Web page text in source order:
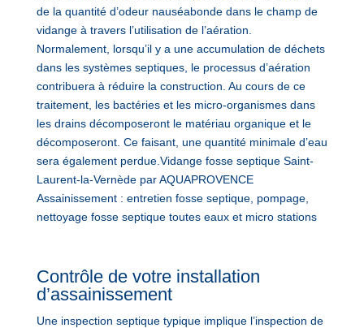
de la quantité d’odeur nauséabonde dans le champ de
vidange à travers l’utilisation de l’aération.
Normalement, lorsqu’il y a une accumulation de déchets
dans les systèmes septiques, le processus d’aération
contribuera à réduire la construction. Au cours de ce
traitement, les bactéries et les micro-organismes dans
les drains décomposeront le matériau organique et le
décomposeront. Ce faisant, une quantité minimale d’eau
sera également perdue.Vidange fosse septique Saint-
Laurent-la-Vernède par AQUAPROVENCE
Assainissement : entretien fosse septique, pompage,
nettoyage fosse septique toutes eaux et micro stations
Contrôle de votre installation
d’assainissement
Une inspection septique typique implique l’inspection de